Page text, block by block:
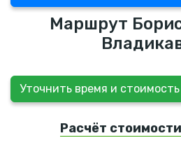
Маршрут
Уточнить время и
Расчёт